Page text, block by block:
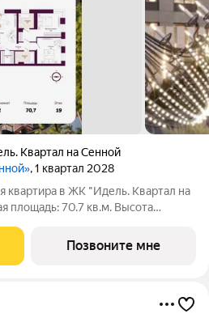
Квартал на Сенной
, 1 квартал 2028
квартира в ЖК "Идель. Квартал на
площадь: 70.7 кв.м. Высота
до 25 этажей. Квартира
25
Позвоните мне